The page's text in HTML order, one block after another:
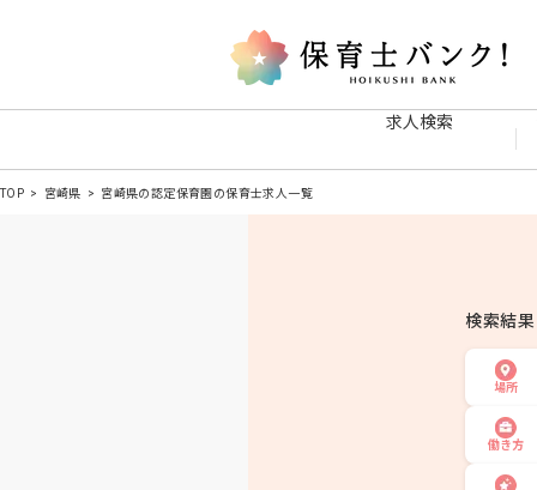
求人検索
TOP 宮崎県 宮崎県の認定保育園の保育士求人一覧
検索結
場所
働き方